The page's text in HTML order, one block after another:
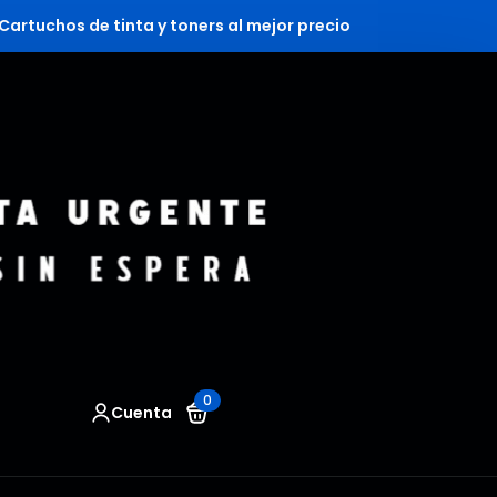
de tinta y toners al mejor precio
Cuenta
0